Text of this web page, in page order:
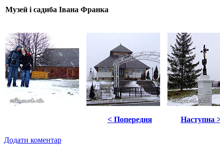
Музей і садиба Івана Франка
< Попередня Наступна
Додати коментар